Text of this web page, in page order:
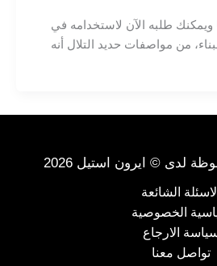
ويمكنك طلبه الآن لاستخدامه في
من مواصفات حديد التلال أنه
لدى © ايرون استيل 2026
الاسئلة الشائعة
الخصوصية
الارجاع
تواصل معنا